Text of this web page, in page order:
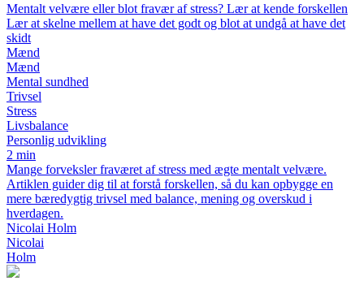
Mentalt velvære eller blot fravær af stress? Lær at kende forskellen
Lær at skelne mellem at have det godt og blot at undgå at have det
skidt
Mænd
Mænd
Mental sundhed
Trivsel
Stress
Livsbalance
Personlig udvikling
2 min
Mange forveksler fraværet af stress med ægte mentalt velvære.
Artiklen guider dig til at forstå forskellen, så du kan opbygge en
mere bæredygtig trivsel med balance, mening og overskud i
hverdagen.
Nicolai Holm
Nicolai
Holm